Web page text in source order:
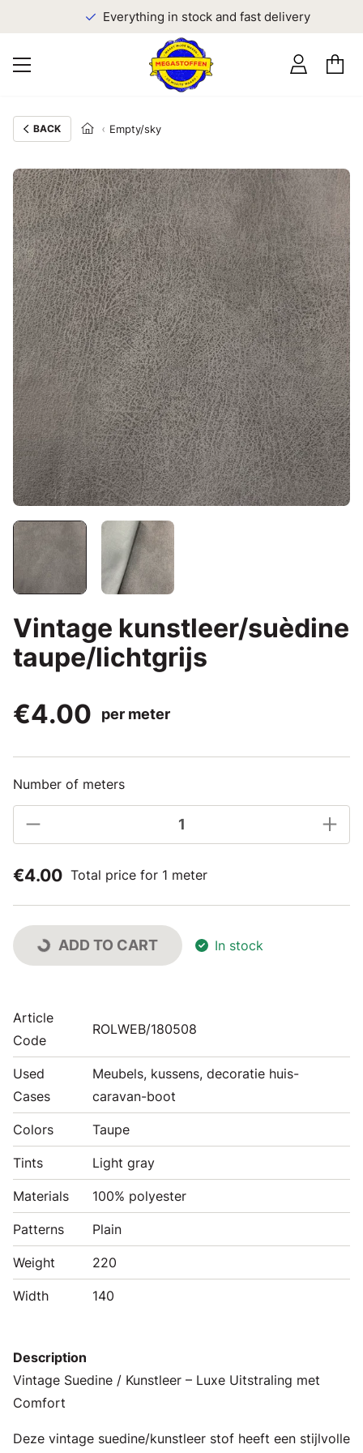
Everything in stock and fast delivery
BACK Empty/sky
Vintage kunstleer/suèdine
taupe/lichtgrijs
€4.00
per meter
Number of meters
€4.00 Total price for 1 meter
ADD TO CART In stock
Article
Code
ROLWEB/180508
Used
Cases
Meubels, kussens, decoratie huis-
caravan-boot
Colors Taupe
Tints Light gray
Materials 100% polyester
Patterns Plain
Weight 220
Width 140
Description
Vintage Suedine / Kunstleer – Luxe Uitstraling met
Comfort
Deze vintage suedine/kunstleer stof heeft een stijlvolle